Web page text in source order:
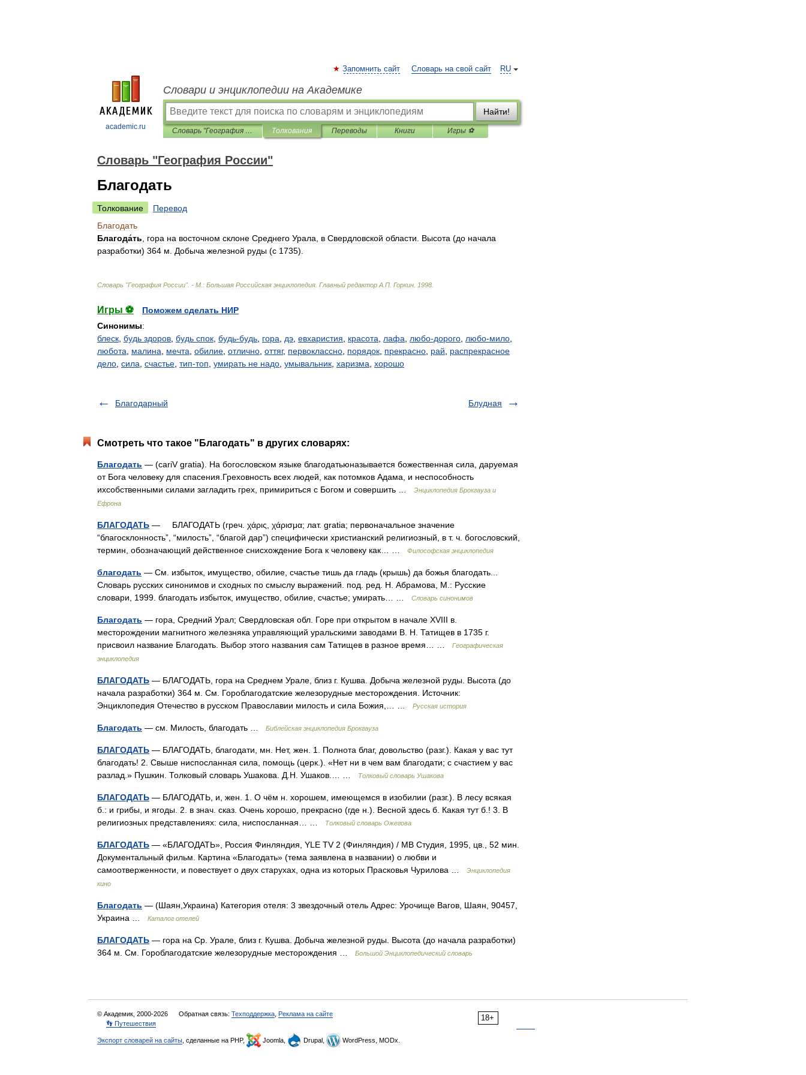
academic.ru
RU
Запомнить сайт Словарь на свой сайт
Словари и энциклопедии на Академике
Найти!
Словарь "География России" Толкования Переводы Книги Игры ⚽
Словарь "География России"
Благодать
Толкование
Перевод
Благодать
Благода́ть
гора на восточном склоне Среднего Урала в Свердловской области Высота (до начала
разработки) 364 м Добыча железной руды (с 1735).
Словарь "География России". - М : Большая Российская энциклопедия Главный редактор А П Горкин 1998
Игры ⚽
Поможем сделать НИР
Синонимы:
блеск будь здоров будь спок будь-будь гора дэ евхаристия красота лафа любо-дорого любо-мило
любота
малина мечта обилие отлично оттяг, первоклассно порядок прекрасно рай
распрекрасное
дело сила счастье тип-топ умирать не надо умывальник харизма хорошо
Благодарный Блудная
Смотреть что такое "Благодать" в других словарях:
Благодать — (cariV gratia). На богословском языке благодатьюназывается божественная сила, даруемая
от Бога человеку для спасения.Греховность всех людей, как потомков Адама, и неспособность
ихсобственными силами загладить грех, примириться с Богом и совершить …
Энциклопедия Брокгауза и
Ефрона
БЛАГОДАТЬ — БЛАГОДАТЬ (греч. χάρις, χάρισμα; лат. gratia; первоначальное значение
“благосклонность”, “милость”, “благой дар”) специфически христианский религиозный, в т. ч. богословский,
термин, обозначающий действенное снисхождение Бога к человеку как… …
Философская энциклопедия
благодать — См. избыток, имущество, обилие, счастье тишь да гладь (крышь) да божья благодать...
Словарь русских синонимов и сходных по смыслу выражений. под. ред. Н. Абрамова, М.: Русские
словари, 1999. благодать избыток, имущество, обилие, счастье; умирать… …
Словарь синонимов
Благодать — гора, Средний Урал; Свердловская обл. Горе при открытом в начале XVIII в.
месторождении магнитного железняка управляющий уральскими заводами В. Н. Татищев в 1735 г.
присвоил название Благодать. Выбор этого названия сам Татищев в разное время… …
Географическая
энциклопедия
БЛАГОДАТЬ — БЛАГОДАТЬ, гора на Среднем Урале, близ г. Кушва. Добыча железной руды. Высота (до
начала разработки) 364 м. См. Гороблагодатские железорудные месторождения. Источник:
Энциклопедия Отечество в русском Православии милость и сила Божия,… …
Русская история
Благодать — см. Милость, благодать … Библейская энциклопедия Брокгауза
БЛАГОДАТЬ — БЛАГОДАТЬ, благодати, мн. Нет, жен. 1. Полнота благ, довольство (разг.). Какая у вас тут
благодать! 2. Свыше ниспосланная сила, помощь (церк.). «Нет ни в чем вам благодати; с счастием у вас
разлад.» Пушкин. Толковый словарь Ушакова. Д.Н. Ушаков.… …
Толковый словарь Ушакова
БЛАГОДАТЬ — БЛАГОДАТЬ, и, жен. 1. О чём н. хорошем, имеющемся в изобилии (разг.). В лесу всякая
б.: и грибы, и ягоды. 2. в знач. сказ. Очень хорошо, прекрасно (где н.). Весной здесь б. Какая тут б.! 3. В
религиозных представлениях: сила, ниспосланная… …
Толковый словарь Ожегова
БЛАГОДАТЬ — «БЛАГОДАТЬ», Россия Финляндия, YLE TV 2 (Финляндия) / МВ Студия, 1995, цв., 52 мин.
Документальный фильм. Картина «Благодать» (тема заявлена в названии) о любви и
самоотверженности, и повествует о двух старухах, одна из которых Прасковья Чурилова …
Энциклопедия
кино
Благодать — (Шаян,Украина) Категория отеля: 3 звездочный отель Адрес: Урочище Вагов, Шаян, 90457,
Украина …
Каталог отелей
БЛАГОДАТЬ — гора на Ср. Урале, близ г. Кушва. Добыча железной руды. Высота (до начала разработки)
364 м. См. Гороблагодатские железорудные месторождения …
Большой Энциклопедический словарь
18+
© Академик, 2000-2026 Обратная связь: Техподдержка Реклама на сайте
👣 Путешествия
Экспорт словарей на сайты , сделанные на PHP, Joomla, Drupal, WordPress, MODx.